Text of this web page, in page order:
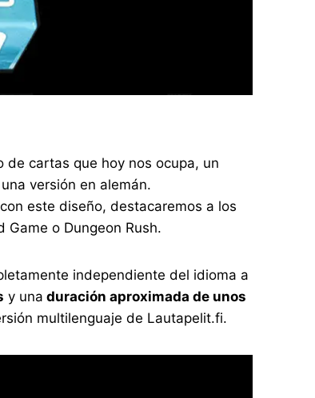
de cartas que hoy nos ocupa, un
versión en alemán.
este diseño, destacaremos a los
Game o Dungeon Rush.
independiente del idioma a
y una duración aproximada de unos
multilenguaje de Lautapelit.fi.